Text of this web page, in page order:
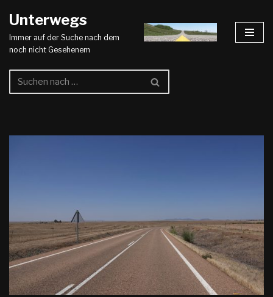
Zum
Inhalt
Unterwegs
Immer auf der Suche nach dem
noch nicht Gesehenem